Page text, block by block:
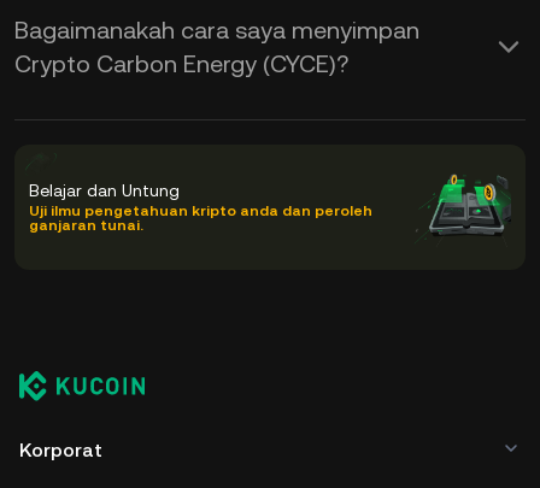
Bagaimanakah cara saya menyimpan
Crypto Carbon Energy (CYCE)?
Belajar dan Untung
Uji ilmu pengetahuan kripto anda dan peroleh
ganjaran tunai.
Korporat